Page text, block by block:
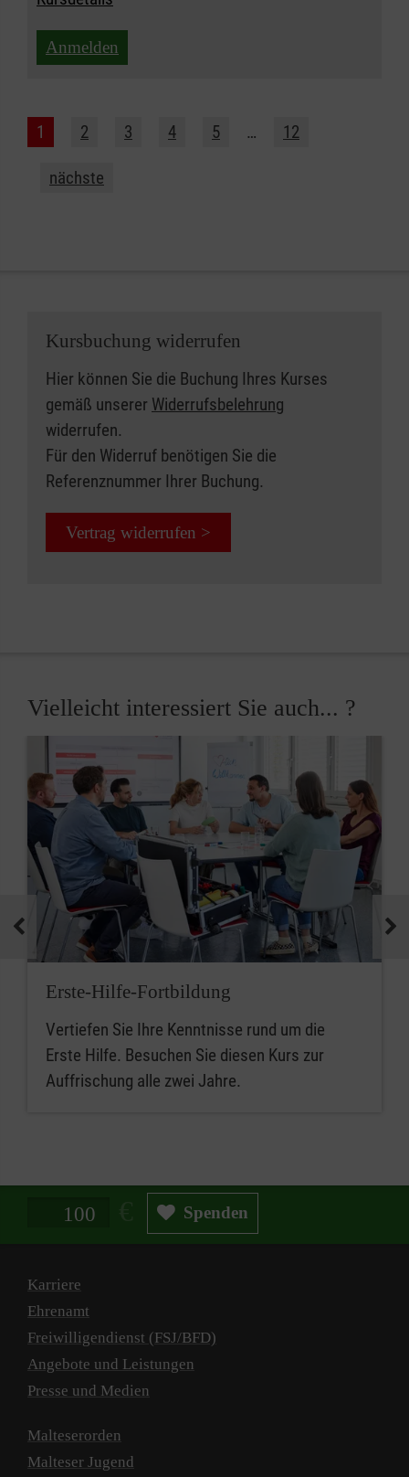
Anmelden
1 2 3 4 5 … 12
nächste
Kursbuchung widerrufen
Hier können Sie die Buchung Ihres Kurses
gemäß unserer Widerrufsbelehrung
widerrufen.
Für den Widerruf benötigen Sie die
Referenznummer Ihrer Buchung.
Vertrag widerrufen >
Vielleicht interessiert Sie auch... ?
Erste-Hilfe-Fortbildung
Vertiefen Sie Ihre Kenntnisse rund um die
Erste Hilfe. Besuchen Sie diesen Kurs zur
Auffrischung alle zwei Jahre.
Spendenbetrag in Euro Spenden
Karriere
Ehrenamt
Freiwilligendienst (FSJ/BFD)
Angebote und Leistungen
Presse und Medien
Malteserorden
Malteser Jugend